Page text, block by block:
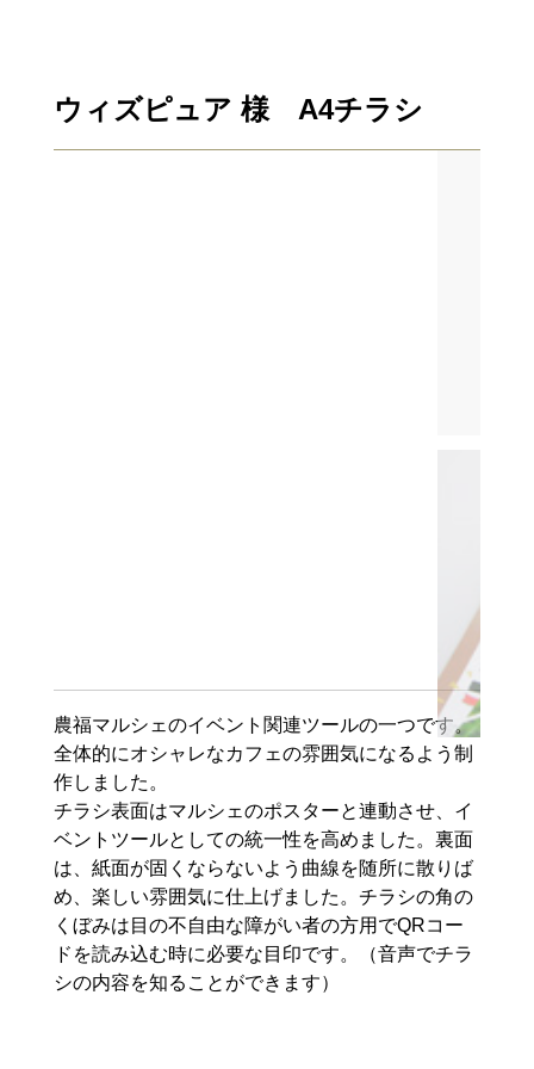
ウィズピュア 様 A4チラシ
農福マルシェのイベント関連ツールの一つです。
全体的にオシャレなカフェの雰囲気になるよう制
作しました。
チラシ表面はマルシェのポスターと連動させ、イ
ベントツールとしての統一性を高めました。裏面
は、紙面が固くならないよう曲線を随所に散りば
め、楽しい雰囲気に仕上げました。チラシの角の
くぼみは目の不自由な障がい者の方用でQRコー
ドを読み込む時に必要な目印です。（音声でチラ
シの内容を知ることができます）